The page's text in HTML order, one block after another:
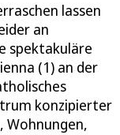
lassen
an
spektakuläre
(1) an der
konzipierter
Wohnungen,